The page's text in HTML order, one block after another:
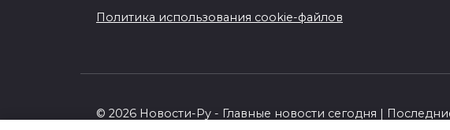
Политика использования cookie-файлов
© 2026 Новости-Ру - Главные новости сегодня |